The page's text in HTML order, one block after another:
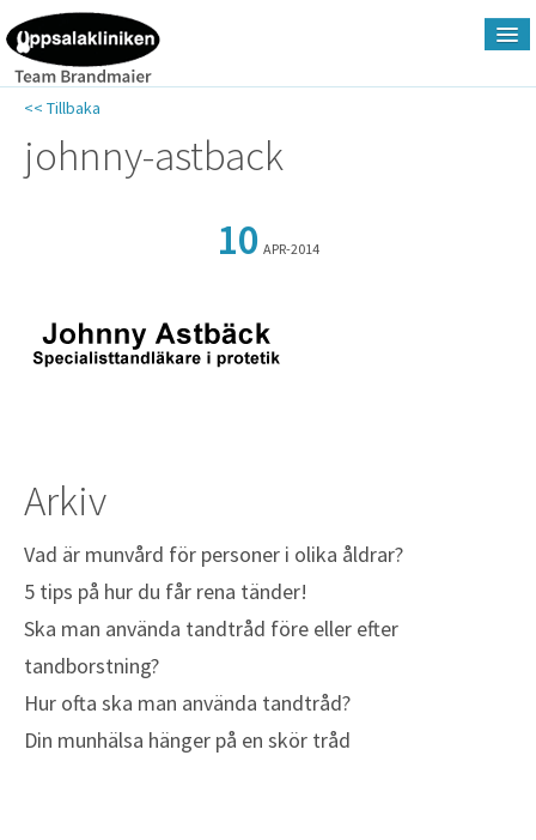
Priser
Kontakt
<< Tillbaka
johnny-astback
10 APR-2014
Arkiv
Vad är munvård för personer i olika åldrar?
5 tips på hur du får rena tänder!
Ska man använda tandtråd före eller efter
tandborstning?
Hur ofta ska man använda tandtråd?
Din munhälsa hänger på en skör tråd